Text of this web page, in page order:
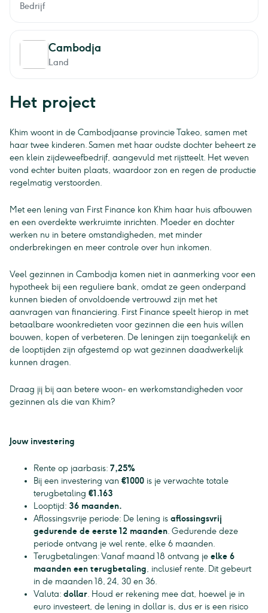
Bedrijf
Cambodja
Land
Het project
Khim woont in de Cambodjaanse provincie Takeo, samen met
haar twee kinderen. Samen met haar oudste dochter beheert ze
een klein zijdeweefbedrijf, aangevuld met rijstteelt. Het weven
vond echter buiten plaats, waardoor zon en regen de productie
regelmatig verstoorden.
Met een lening van First Finance kon Khim haar huis afbouwen
en een overdekte werkruimte inrichten. Moeder en dochter
werken nu in betere omstandigheden, met minder
onderbrekingen en meer controle over hun inkomen.
Veel gezinnen in Cambodja komen niet in aanmerking voor een
hypotheek bij een reguliere bank, omdat ze geen onderpand
kunnen bieden of onvoldoende vertrouwd zijn met het
aanvragen van financiering. First Finance speelt hierop in met
betaalbare woonkredieten voor gezinnen die een huis willen
bouwen, kopen of verbeteren. De leningen zijn toegankelijk en
de looptijden zijn afgestemd op wat gezinnen daadwerkelijk
kunnen dragen.
Draag jij bij aan betere woon- en werkomstandigheden voor
gezinnen als die van Khim?
Jouw investering
Rente op jaarbasis: 7,25%
Bij een investering van €1000 is je verwachte totale
terugbetaling €1.163
Looptijd: 36 maanden.
Aflossingsvrije periode: De lening is aflossingsvrij
gedurende de eerste 12 maanden. Gedurende deze
periode ontvang je wel rente, elke 6 maanden.
Terugbetalingen: Vanaf maand 18 ontvang je elke 6
maanden een terugbetaling, inclusief rente. Dit gebeurt
in de maanden 18, 24, 30 en 36.
Valuta: dollar. Houd er rekening mee dat, hoewel je in
euro investeert, de lening in dollar is, dus er is een risico